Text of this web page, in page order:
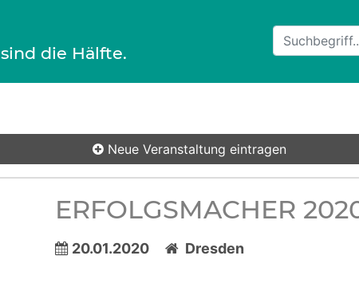
sind die Hälfte.
Neue Veranstaltung eintragen
ERFOLGSMACHER
20.01.2020 Dresden